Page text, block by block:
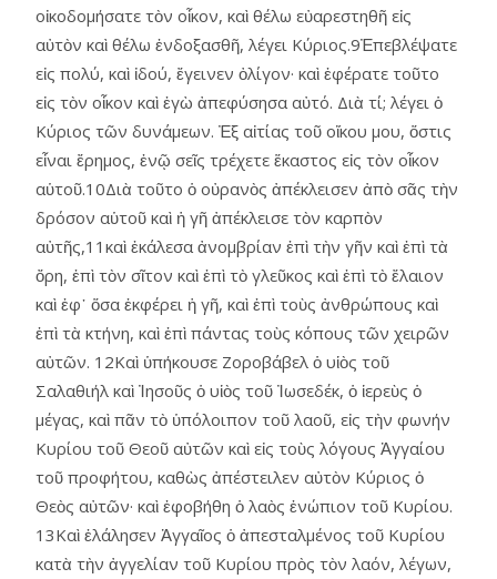
οἰκοδομήσατε τὸν οἶκον, καὶ θέλω εὐαρεστηθῆ εἰς
αὐτὸν καὶ θέλω ἐνδοξασθῆ, λέγει Κύριος.9Ἐπεβλέψατε
εἰς πολύ, καὶ ἰδού, ἔγεινεν ὀλίγον· καὶ ἐφέρατε τοῦτο
εἰς τὸν οἶκον καὶ ἐγὼ ἀπεφύσησα αὐτό. Διὰ τί; λέγει ὁ
Κύριος τῶν δυνάμεων. Ἐξ αἰτίας τοῦ οἴκου μου, ὅστις
εἶναι ἔρημος, ἐνῷ σεῖς τρέχετε ἕκαστος εἰς τὸν οἶκον
αὑτοῦ.10Διὰ τοῦτο ὁ οὐρανὸς ἀπέκλεισεν ἀπὸ σᾶς τὴν
δρόσον αὑτοῦ καὶ ἡ γῆ ἀπέκλεισε τὸν καρπὸν
αὐτῆς,11καὶ ἐκάλεσα ἀνομβρίαν ἐπὶ τὴν γῆν καὶ ἐπὶ τὰ
ὄρη, ἐπὶ τὸν σῖτον καὶ ἐπὶ τὸ γλεῦκος καὶ ἐπὶ τὸ ἔλαιον
καὶ ἐφ᾿ ὅσα ἐκφέρει ἡ γῆ, καὶ ἐπὶ τοὺς ἀνθρώπους καὶ
ἐπὶ τὰ κτήνη, καὶ ἐπὶ πάντας τοὺς κόπους τῶν χειρῶν
αὐτῶν. 12Καὶ ὑπήκουσε Ζοροβάβελ ὁ υἱὸς τοῦ
Σαλαθιήλ καὶ Ἰησοῦς ὁ υἱὸς τοῦ Ἰωσεδέκ, ὁ ἱερεὺς ὁ
μέγας, καὶ πᾶν τὸ ὑπόλοιπον τοῦ λαοῦ, εἰς τὴν φωνήν
Κυρίου τοῦ Θεοῦ αὐτῶν καὶ εἰς τοὺς λόγους Ἀγγαίου
τοῦ προφήτου, καθὼς ἀπέστειλεν αὐτὸν Κύριος ὁ
Θεὸς αὐτῶν· καὶ ἐφοβήθη ὁ λαὸς ἐνώπιον τοῦ Κυρίου.
13Καὶ ἐλάλησεν Ἀγγαῖος ὁ ἀπεσταλμένος τοῦ Κυρίου
κατὰ τὴν ἀγγελίαν τοῦ Κυρίου πρὸς τὸν λαόν, λέγων,